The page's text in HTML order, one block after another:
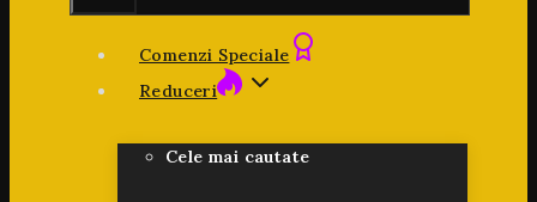
Comenzi Speciale
Reduceri
Cele mai cautate